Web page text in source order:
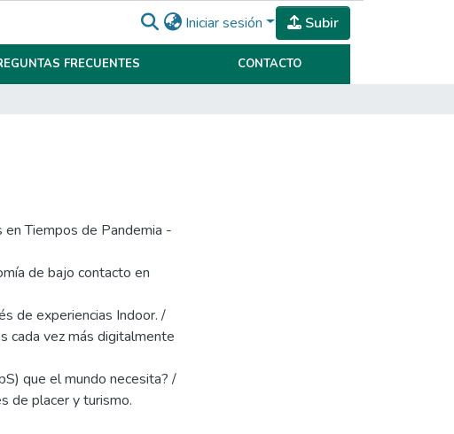
Iniciar sesión Subir
FRECUENTES CONTACTO
Tiempos de Pandemia -
de bajo contacto en
de experiencias Indoor. /
cada vez más digitalmente
que el mundo necesita? /
de placer y turismo.